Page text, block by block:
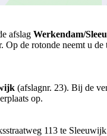
afslag Werkendam/
de rotonde neemt u
(afslagnr. 23). Bij de
op.
113 te